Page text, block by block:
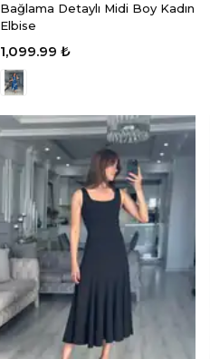
Bağlama Detaylı Midi Boy Kadın
Elbise
1,099.99 ₺